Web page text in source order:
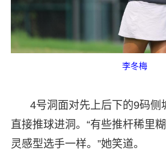
李冬梅
4号洞面对先上后下的9码侧
直接推球进洞。“有些推杆稀里
灵感型选手一样。”她笑道。